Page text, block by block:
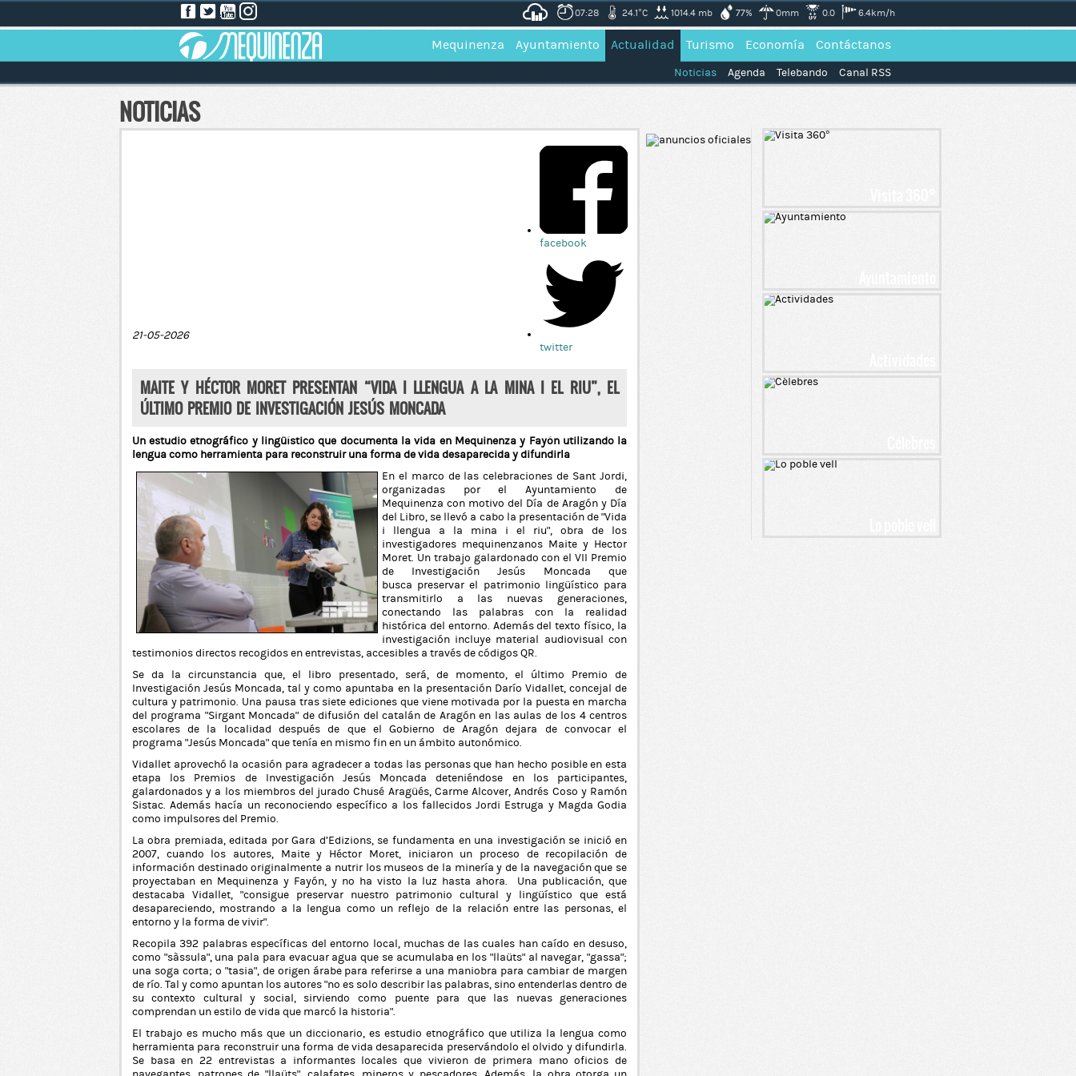
07:28 24.1°C 1014.4 mb 77% 0mm 0.0 6.4km/h
Mequinenza Ayuntamiento Actualidad Turismo Economía Contáctanos
Noticias Agenda Telebando Canal RSS
NOTICIAS
21-05-2026
facebook
twitter
MAITE Y HÉCTOR MORET PRESENTAN “VIDA I LLENGUA A LA MINA I EL RIU”, EL
ÚLTIMO PREMIO DE INVESTIGACIÓN JESÚS MONCADA
Un estudio etnográfico y lingüístico que documenta la vida en Mequinenza y Fayón utilizando la
lengua como herramienta para reconstruir una forma de vida desaparecida y difundirla
En el marco de las celebraciones de Sant Jordi,
organizadas por el Ayuntamiento de
Mequinenza con motivo del Día de Aragón y Día
del Libro, se llevó a cabo la presentación de “Vida
i llengua a la mina i el riu”, obra de los
investigadores mequinenzanos Maite y Hector
Moret. Un trabajo galardonado con el VII Premio
de Investigación Jesús Moncada que
busca preservar el patrimonio lingüístico para
transmitirlo a las nuevas generaciones,
conectando las palabras con la realidad
histórica del entorno. Además del texto físico, la
investigación incluye material audiovisual con
testimonios directos recogidos en entrevistas, accesibles a través de códigos QR.
Se da la circunstancia que, el libro presentado, será, de momento, el último Premio de
Investigación Jesús Moncada, tal y como apuntaba en la presentación Darío Vidallet, concejal de
cultura y patrimonio. Una pausa tras siete ediciones que viene motivada por la puesta en marcha
del programa "Sirgant Moncada” de difusión del catalán de Aragón en las aulas de los 4 centros
escolares de la localidad después de que el Gobierno de Aragón dejara de convocar el
programa “Jesús Moncada” que tenía en mismo fin en un ámbito autonómico.
Vidallet aprovechó la ocasión para agradecer a todas las personas que han hecho posible en esta
etapa los Premios de Investigación Jesús Moncada deteniéndose en los participantes,
galardonados y a los miembros del jurado Chusé Aragüés, Carme Alcover, Andrés Coso y Ramón
Sistac. Además hacía un reconociendo específico a los fallecidos Jordi Estruga y Magda Godia
como impulsores del Premio.
La obra premiada, editada por Gara d’Edizions, se fundamenta en una investigación se inició en
2007, cuando los autores, Maite y Héctor Moret, iniciaron un proceso de recopilación de
información destinado originalmente a nutrir los museos de la minería y de la navegación que se
proyectaban en Mequinenza y Fayón, y no ha visto la luz hasta ahora. Una publicación, que
destacaba Vidallet, “consigue preservar nuestro patrimonio cultural y lingüístico que está
desapareciendo, mostrando a la lengua como un reflejo de la relación entre las personas, el
entorno y la forma de vivir".
Recopila 392 palabras específicas del entorno local, muchas de las cuales han caído en desuso,
como “sàssula”, una pala para evacuar agua que se acumulaba en los “llaüts” al navegar, “gassa”;
una soga corta; o “tasia”, de origen árabe para referirse a una maniobra para cambiar de margen
de río. Tal y como apuntan los autores “no es solo describir las palabras, sino entenderlas dentro de
su contexto cultural y social, sirviendo como puente para que las nuevas generaciones
comprendan un estilo de vida que marcó la historia”.
El trabajo es mucho más que un diccionario, es estudio etnográfico que utiliza la lengua como
herramienta para reconstruir una forma de vida desaparecida preservándolo el olvido y difundirla.
Se basa en 22 entrevistas a informantes locales que vivieron de primera mano oficios de